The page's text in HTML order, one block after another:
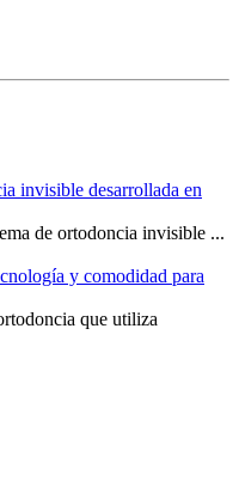
invisible desarrollada en
de ortodoncia invisible ...
y comodidad para
que utiliza